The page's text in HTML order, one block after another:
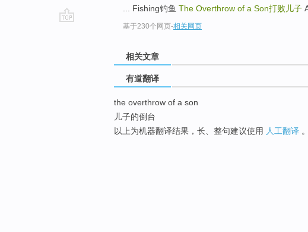
... Fishing钓鱼 The Overthrow of a Son打败儿子
基于230个网页-相关网页
相关文章
有道翻译
the overthrow of a son
儿子的倒台
以上为机器翻译结果，长、整句建议使用 人工翻译 。